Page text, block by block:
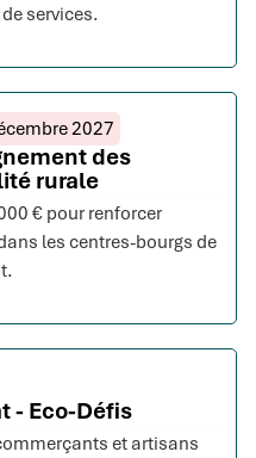
services.
2027
des
rurale
€ pour renforcer
les centres-bourgs de
- Eco-Défis
et artisans